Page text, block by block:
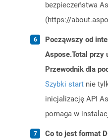
bezpieczeństwa
(https://
Począwszy od
Aspose.Total przy
Przewodnik dla
Szybki start nie
inicjalizację API
pomaga w
Co to jest format